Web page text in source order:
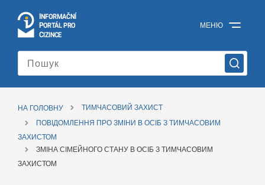
INFORMAČNÍ
PORTÁL PRO
CIZINCE
портал
іноземців
Міністерства
справ
Чеської
МЕНЮ
НА ГОЛОВНУ
ТИМЧАСОВИЙ ЗАХИСТ
ПОВІДОМЛЕННЯ ПРО ЗМІНИ В ОСІБ З ТИМЧАСОВИМ
ЗАХИСТОМ
ЗМІНА СІМЕЙНОГО СТАНУ В ОСІБ З ТИМЧАСОВИМ
ЗАХИСТОМ